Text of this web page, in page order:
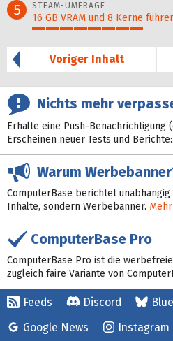
5 STEAM-UMFRAGE
16 GB VRAM und 8 Kerne
Voriger Inhalt
Nichts mehr
Erhalte eine Push-
Erscheinen neuer Tests und Berichte:
Warum
ComputerBase berichtet
Inhalte, sondern Werbebanner.
ComputerBase Pro
ComputerBase Pro ist die
zugleich faire Variante von
Feeds Discord
Google News
Instagram